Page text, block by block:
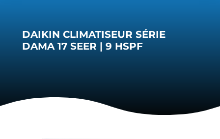
DAIKIN CLIMATISEUR SÉRIE
DAMA 17 SEER | 9 HSPF